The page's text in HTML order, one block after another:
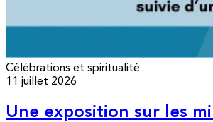
Célébrations et spiritualité
11 juillet 2026
Une exposition sur les